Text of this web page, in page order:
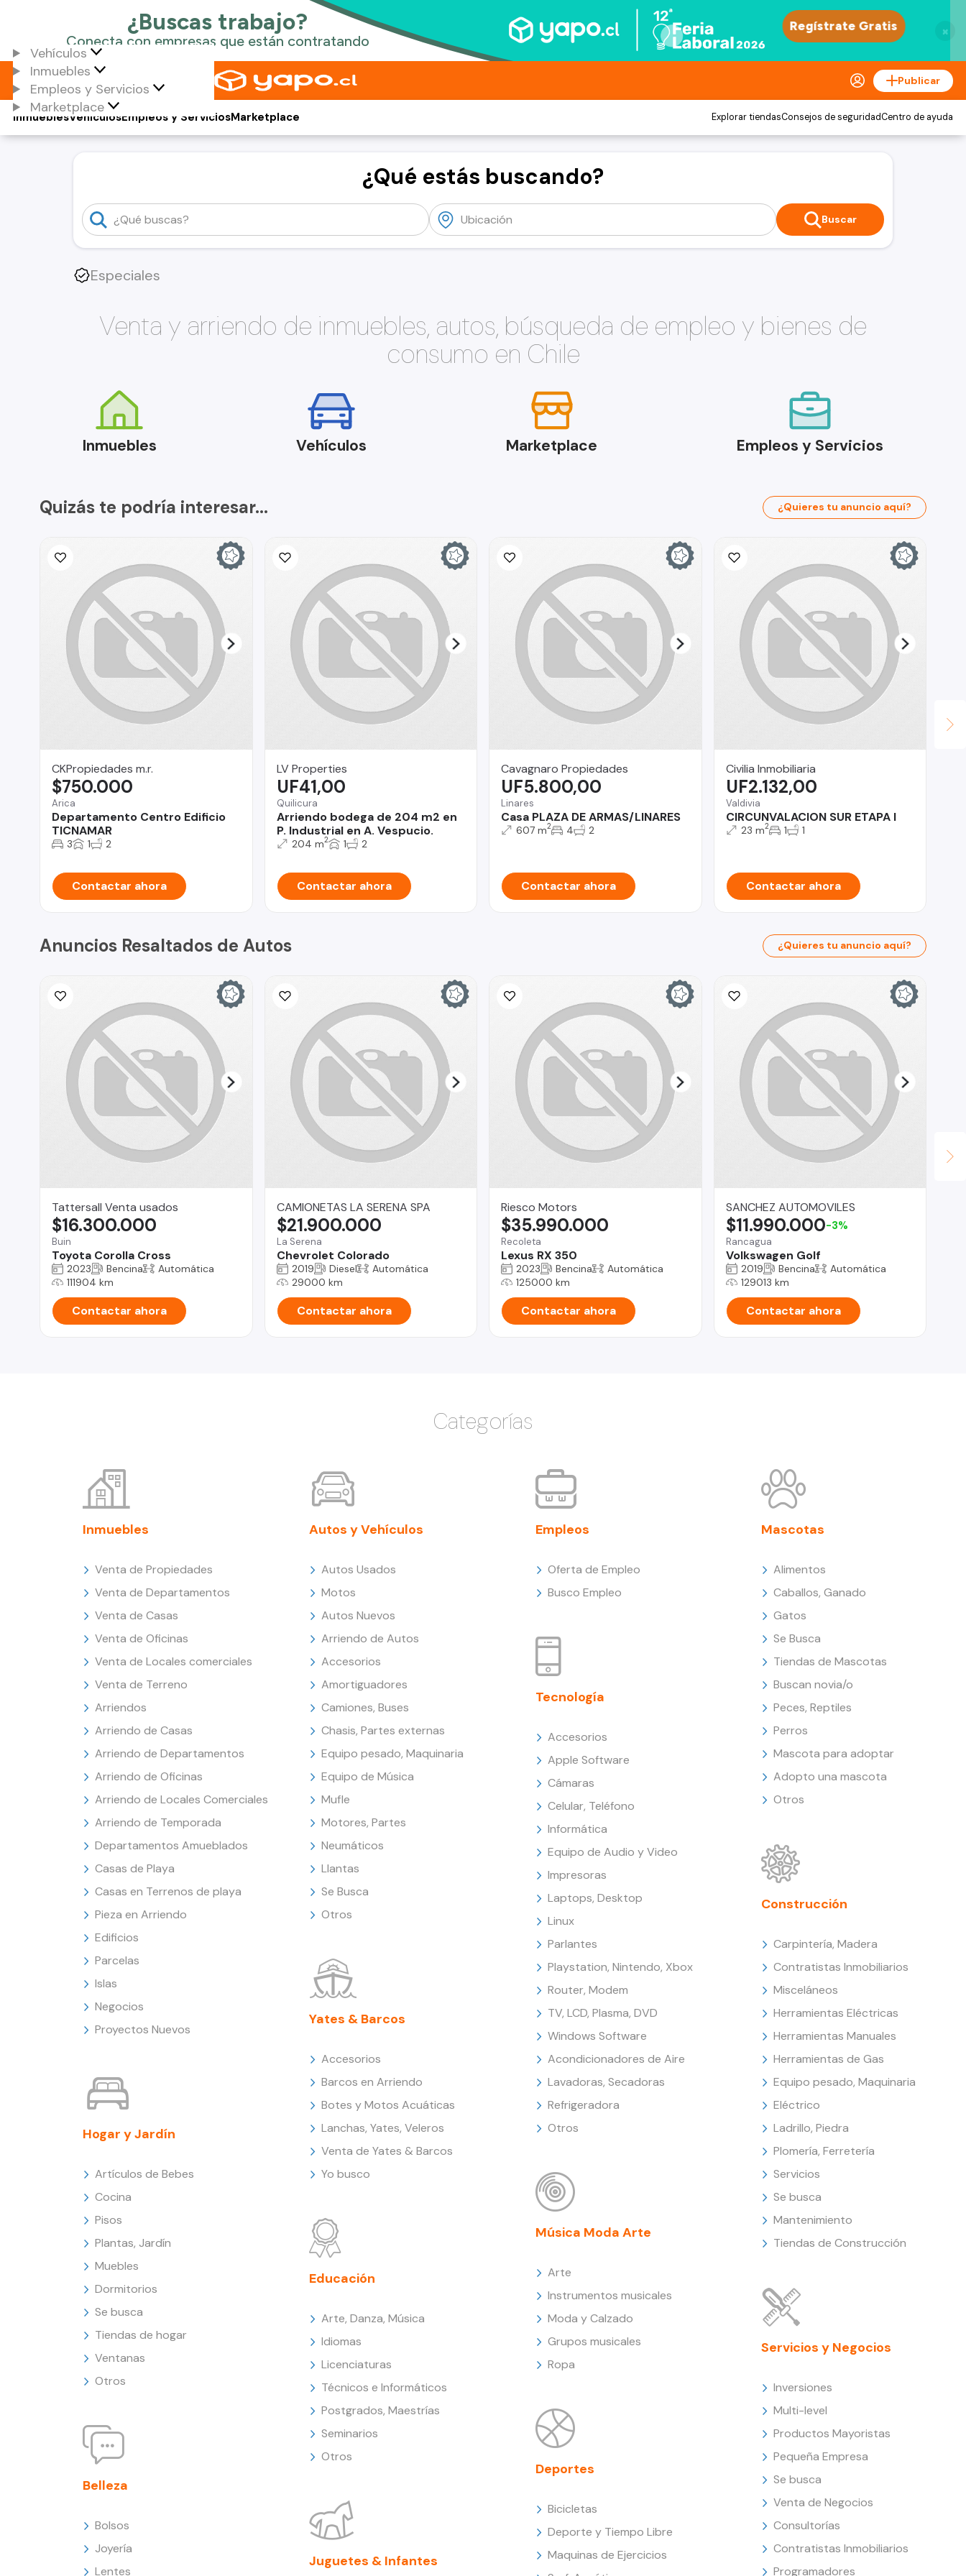
×
Vehículos
Inmuebles
Empleos y Servicios
Marketplace
Publicar
Vehículos
Inmuebles Empleos y ServiciosMarketplace Explorar tiendasConsejos de seguridadCentro de ayuda
¿Qué estás buscando?
Buscar
Especiales
Venta y arriendo de inmuebles, autos, búsqueda de empleo y bienes de
consumo en Chile
Inmuebles Vehículos Marketplace Empleos y Servicios
Quizás te podría interesar... ¿Quieres tu anuncio aquí?
CKPropiedades m.r.
Arica
Departamento Centro Edificio
TICNAMAR
$750.000
3 1 2
Contactar ahora
LV Properties
Quilicura
Arriendo bodega de 204 m2 en
P. Industrial en A. Vespucio.
UF41,00
204 m2 1 2
Contactar ahora
Cavagnaro Propiedades
Linares
Casa PLAZA DE ARMAS/LINARES
UF5.800,00
607 m2 4 2
Contactar ahora
Civilia Inmobiliaria
Valdivia
CIRCUNVALACION SUR ETAPA I
UF2.132,00
23 m2 1 1
Contactar ahora
Anuncios Resaltados de Autos ¿Quieres tu anuncio aquí?
Tattersall Venta usados
Buin
Toyota Corolla Cross
$16.300.000
2023 Bencina
Automática
111904 km
Contactar ahora
CAMIONETAS LA SERENA SPA
La Serena
Chevrolet Colorado
$21.900.000
2019 Diesel
Automática
29000 km
Contactar ahora
Riesco Motors
Recoleta
Lexus RX 350
$35.990.000
2023 Bencina
Automática
125000 km
Contactar ahora
SANCHEZ AUTOMOVILES
Rancagua
Volkswagen Golf
$11.990.000-3%
2019 Bencina
Automática
129013 km
Contactar ahora
Categorías
Inmuebles
Venta de Propiedades
Venta de Departamentos
Venta de Casas
Venta de Oficinas
Venta de Locales comerciales
Venta de Terreno
Arriendos
Arriendo de Casas
Arriendo de Departamentos
Arriendo de Oficinas
Arriendo de Locales Comerciales
Arriendo de Temporada
Departamentos Amueblados
Casas de Playa
Casas en Terrenos de playa
Pieza en Arriendo
Edificios
Parcelas
Islas
Negocios
Proyectos Nuevos
Hogar y Jardín
Artículos de Bebes
Cocina
Pisos
Plantas, Jardín
Muebles
Dormitorios
Se busca
Tiendas de hogar
Ventanas
Otros
Belleza
Bolsos
Joyería
Lentes
Autos y Vehículos
Autos Usados
Motos
Autos Nuevos
Arriendo de Autos
Accesorios
Amortiguadores
Camiones, Buses
Chasis, Partes externas
Equipo pesado, Maquinaria
Equipo de Música
Mufle
Motores, Partes
Neumáticos
Llantas
Se Busca
Otros
Yates & Barcos
Accesorios
Barcos en Arriendo
Botes y Motos Acuáticas
Lanchas, Yates, Veleros
Venta de Yates & Barcos
Yo busco
Educación
Arte, Danza, Música
Idiomas
Licenciaturas
Técnicos e Informáticos
Postgrados, Maestrías
Seminarios
Otros
Juguetes & Infantes
Empleos
Oferta de Empleo
Busco Empleo
Tecnología
Accesorios
Apple Software
Cámaras
Celular, Teléfono
Informática
Equipo de Audio y Video
Impresoras
Laptops, Desktop
Linux
Parlantes
Playstation, Nintendo, Xbox
Router, Modem
TV, LCD, Plasma, DVD
Windows Software
Acondicionadores de Aire
Lavadoras, Secadoras
Refrigeradora
Otros
Música Moda Arte
Arte
Instrumentos musicales
Moda y Calzado
Grupos musicales
Ropa
Deportes
Bicicletas
Deporte y Tiempo Libre
Maquinas de Ejercicios
Mascotas
Alimentos
Caballos, Ganado
Gatos
Se Busca
Tiendas de Mascotas
Buscan novia/o
Peces, Reptiles
Perros
Mascota para adoptar
Adopto una mascota
Otros
Construcción
Carpintería, Madera
Contratistas Inmobiliarios
Misceláneos
Herramientas Eléctricas
Herramientas Manuales
Herramientas de Gas
Equipo pesado, Maquinaria
Eléctrico
Ladrillo, Piedra
Plomería, Ferretería
Servicios
Se busca
Mantenimiento
Tiendas de Construcción
Servicios y Negocios
Inversiones
Multi-level
Productos Mayoristas
Pequeña Empresa
Se busca
Venta de Negocios
Consultorías
Contratistas Inmobiliarios
Programadores